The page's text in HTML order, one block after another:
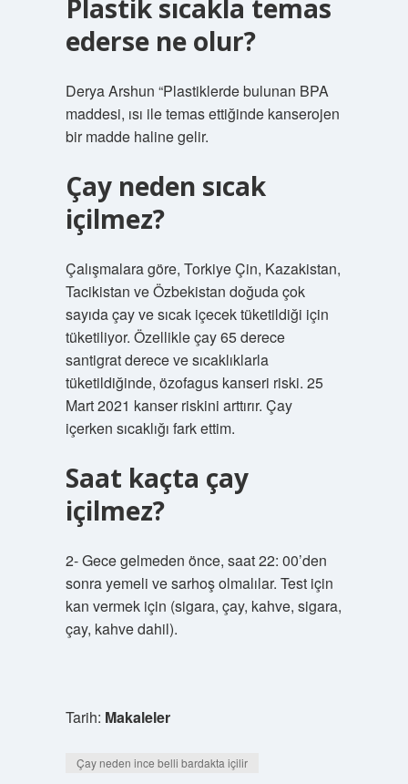
Plastik sıcakla temas
ederse ne olur?
Derya Arshun “Plastiklerde bulunan BPA
maddesi, ısı ile temas ettiğinde kanserojen
bir madde haline gelir.
Çay neden sıcak
içilmez?
Çalışmalara göre, Torkiye Çin, Kazakistan,
Tacikistan ve Özbekistan doğuda çok
sayıda çay ve sıcak içecek tüketildiği için
tüketiliyor. Özellikle çay 65 derece
santigrat derece ve sıcaklıklarla
tüketildiğinde, özofagus kanseri riski. 25
Mart 2021 kanser riskini arttırır. Çay
içerken sıcaklığı fark ettim.
Saat kaçta çay
içilmez?
2- Gece gelmeden önce, saat 22: 00’den
sonra yemeli ve sarhoş olmalılar. Test için
kan vermek için (sigara, çay, kahve, sigara,
çay, kahve dahil).
Tarih: Makaleler
Çay neden ince belli bardakta içilir